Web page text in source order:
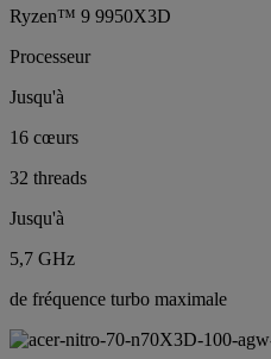
Ryzen™ 9 9950X3D
Processeur
Jusqu'à
16 cœurs
32 threads
Jusqu'à
5,7 GHz
de fréquence turbo maximale